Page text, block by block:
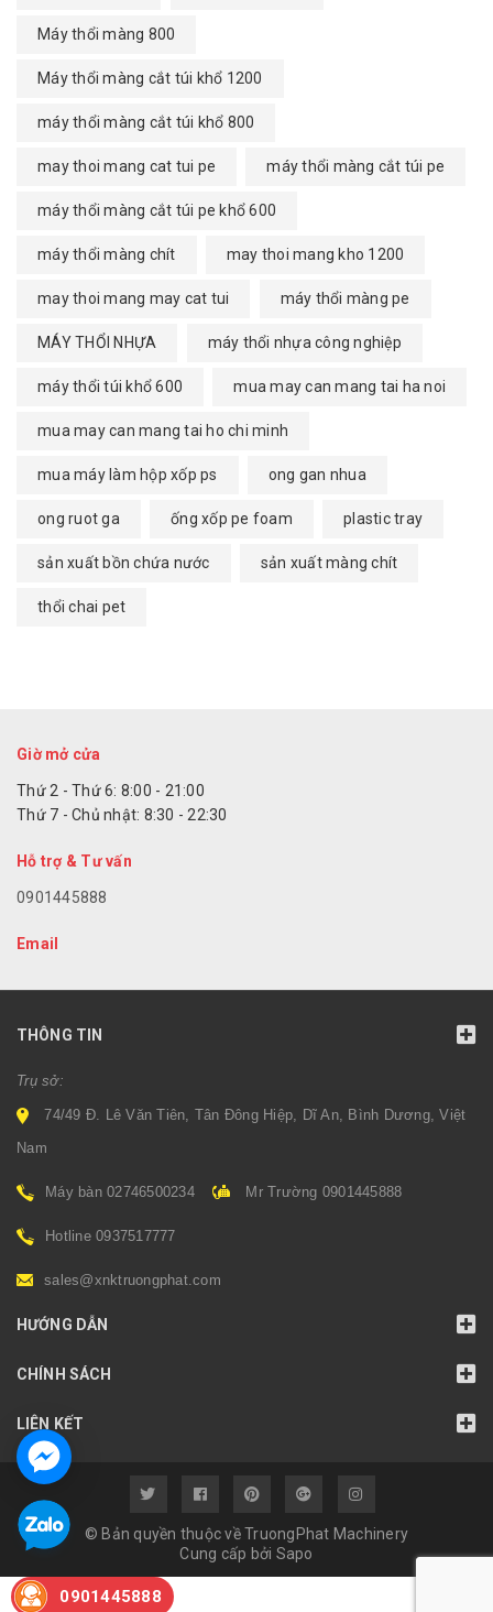
Máy thổi màng 800
Máy thổi màng cắt túi khổ 1200
máy thổi màng cắt túi khổ 800
may thoi mang cat tui pe máy thổi màng cắt túi pe
máy thổi màng cắt túi pe khổ 600
máy thổi màng chít may thoi mang kho 1200
may thoi mang may cat tui máy thổi màng pe
MÁY THỔI NHỰA máy thổi nhựa công nghiệp
máy thổi túi khổ 600 mua may can mang tai ha noi
mua may can mang tai ho chi minh
mua máy làm hộp xốp ps ong gan nhua
ong ruot ga ống xốp pe foam plastic tray
sản xuất bồn chứa nước sản xuất màng chít
thổi chai pet
Giờ mở cửa
Thứ 2 - Thứ 6: 8:00 - 21:00
Thứ 7 - Chủ nhật: 8:30 - 22:30
Hỗ trợ & Tư vấn
0901445888
Email
THÔNG TIN
Trụ sở:
74/49 Đ. Lê Văn Tiên, Tân Đông Hiệp, Dĩ An, Bình Dương, Việt
Nam
Máy bàn 02746500234 Mr Trường 0901445888
Hotline 0937517777
sales@xnktruongphat.com
HƯỚNG DẪN
CHÍNH SÁCH
LIÊN KẾT
© Bản quyền thuộc về TruongPhat Machinery
Cung cấp bởi Sapo
0901445888